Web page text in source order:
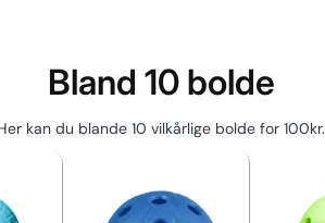
Bland 10 bolde
kan du blande 10 vilkårlige bolde for 100kr.